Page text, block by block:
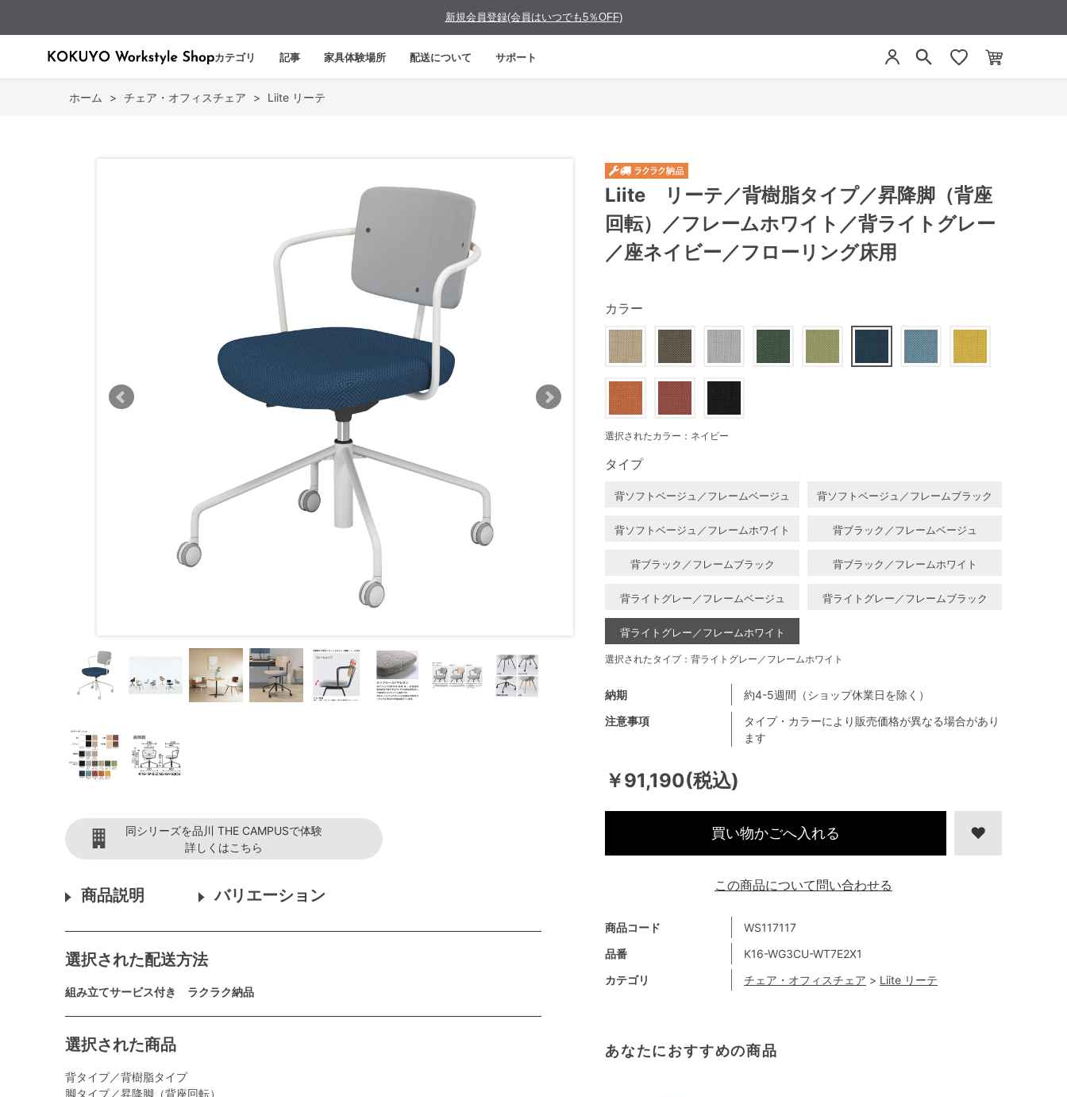
新規会員登録(会員はいつでも5％OFF)
カテゴリ 記事 家具体験場所 配送について サポート
ホーム > チェア・オフィスチェア > Liite リーテ
同シリーズを品川 THE CAMPUSで体験
詳しくはこちら
商品説明 バリエーション
選択された配送方法
組み立てサービス付き ラクラク納品
選択された商品
背タイプ／背樹脂タイプ
脚タイプ／昇降脚（背座回転）
Liite リーテ／背樹脂タイプ／昇降脚（背座
回転）／フレームホワイト／背ライトグレー
／座ネイビー／フローリング床用
￥91,190(税込)
商品コード
WS117117
品番
K16-WG3CU-WT7E2X1
カテゴリ
チェア・オフィスチェア > Liite リーテ
注意事項
タイプ・カラーにより販売価格が異なる場合があり
ます
納期 約4-5週間（ショップ休業日を除く）
カラー
選択されたカラー：ネイビー
タイプ
背ソフトベージュ／フレームベージュ 背ソフトベージュ／フレームブラック
背ソフトベージュ／フレームホワイト 背ブラック／フレームベージュ
背ブラック／フレームブラック 背ブラック／フレームホワイト
背ライトグレー／フレームベージュ 背ライトグレー／フレームブラック
背ライトグレー／フレームホワイト
選択されたタイプ：背ライトグレー／フレームホワイト
買い物かごへ入れる
あなたにおすすめの商品
この商品について問い合わせる